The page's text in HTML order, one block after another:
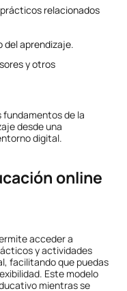
relacionados
del aprendizaje.
y otros
de la
desde una
digital.
online
acceder a
y actividades
facilitando que puedas
Este modelo
mientras se